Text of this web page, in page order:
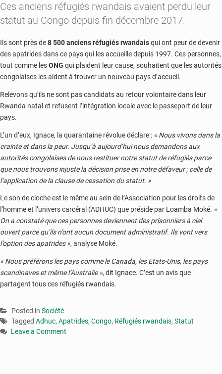
Ces anciens réfugiés rwandais avaient perdu leur
statut au Congo depuis fin décembre 2017.
Ils sont près de8 500 anciens réfugiés rwandaisqui ont peur de devenir
des apatrides dans ce pays qui les accueille depuis 1997. Ces personnes,
tout comme lesONG qui plaident leur cause, souhaitent que les autorités
congolaises les aident à trouver un nouveau pays d’accueil.
Relevons qu’ils ne sont pas candidats au retour volontaire dans leur
Rwanda natal et refusent l’intégration locale avec le passeport de leur
pays.
L’un d’eux, Ignace, la quarantaine révolue déclare : « Nous vivons dans la
crainte et dans la peur. Jusqu’à aujourd’hui nous demandons aux
autorités congolaises de nous restituer notre statut de réfugiés parce
que nous trouvons injuste la décision prise en notre défaveur ; celle de
l’application de la clause de cessation du statut. »
Le son de cloche est le même au sein de l’Association pour les droits de
l’homme et l’univers carcéral (ADHUC) que préside par Loamba Moké. «
On a constaté que ces personnes deviennent des prisonniers à ciel
ouvert parce qu’ils n’ont aucun document administratif. Ils vont vers
l’option des apatrides », analyse Moké.
« Nous préférons les pays comme le Canada, les Etats-Unis, les pays
scandinaves et même l’Australie », dit Ignace. C’est un avis que
partagent tous ces réfugiés rwandais.
Posted in Société
Tagged Adhuc, Apatrides, Congo, Réfugiés rwandais, Statut
Leave a Comment